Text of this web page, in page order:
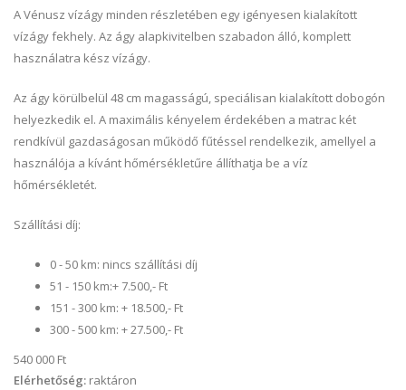
A Vénusz vízágy minden részletében egy igényesen kialakított
vízágy fekhely. Az ágy alapkivitelben szabadon álló, komplett
használatra kész vízágy.
Az ágy körülbelül 48 cm magasságú, speciálisan kialakított dobogón
helyezkedik el. A maximális kényelem érdekében a matrac két
rendkívül gazdaságosan működő fűtéssel rendelkezik, amellyel a
használója a kívánt hőmérsékletűre állíthatja be a víz
hőmérsékletét.
Szállítási díj:
0 - 50 km: nincs szállítási díj
51 - 150 km:+ 7.500,- Ft
151 - 300 km: + 18.500,- Ft
300 - 500 km: + 27.500,- Ft
540 000 Ft
Elérhetőség: raktáron